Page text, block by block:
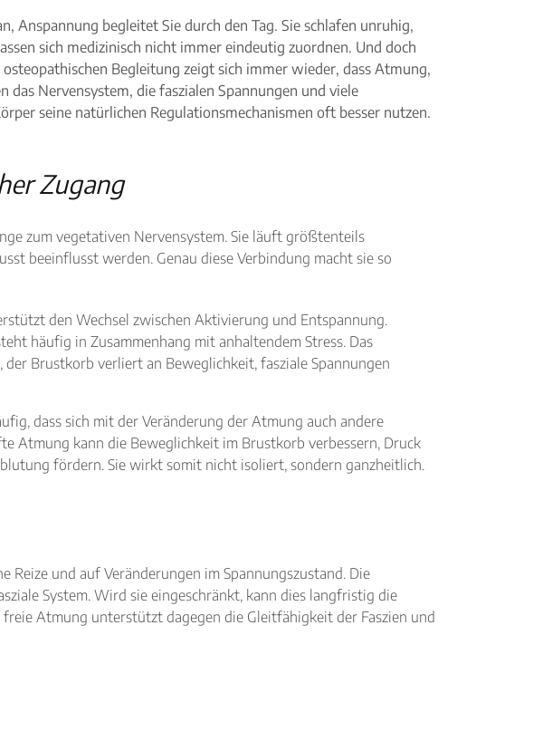
begleitet Sie durch den Tag. Sie schlafen unruhig,
sich medizinisch nicht immer eindeutig zuordnen. Und doch
Begleitung zeigt sich immer wieder, dass Atmung,
Nervensystem, die faszialen Spannungen und viele
seine natürlichen Regulationsmechanismen oft besser nutzen.
Zugang
zum vegetativen Nervensystem. Sie läuft größtenteils
beeinflusst werden. Genau diese Verbindung macht sie so
den Wechsel zwischen Aktivierung und Entspannung.
häufig in Zusammenhang mit anhaltendem Stress. Das
Brustkorb verliert an Beweglichkeit, fasziale Spannungen
dass sich mit der Veränderung der Atmung auch andere
Atmung kann die Beweglichkeit im Brustkorb verbessern, Druck
fördern. Sie wirkt somit nicht isoliert, sondern ganzheitlich.
Reize und auf Veränderungen im Spannungszustand. Die
System. Wird sie eingeschränkt, kann dies langfristig die
freie Atmung unterstützt dagegen die Gleitfähigkeit der Faszien und